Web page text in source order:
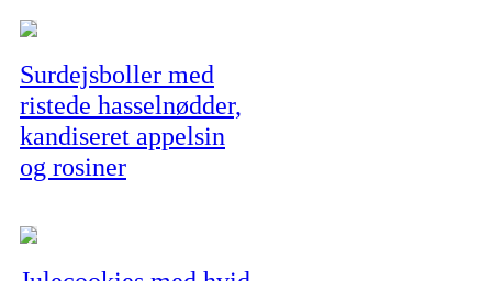
Surdejsboller med
ristede hasselnødder,
kandiseret appelsin
og rosiner